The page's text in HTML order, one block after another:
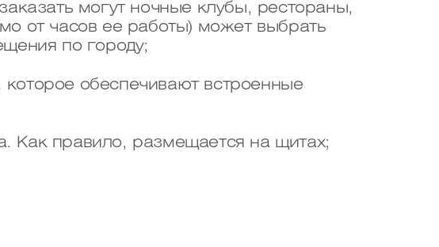
могут ночные клубы, рестораны,
от часов ее работы) может выбрать
по городу;
обеспечивают встроенные
Как правило, размещается на щитах;